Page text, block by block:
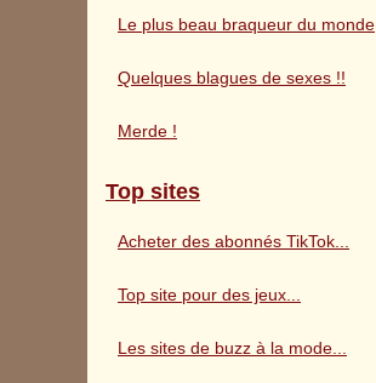
Le plus beau braqueur du monde
Quelques blagues de sexes !!
Merde !
Top sites
Acheter des abonnés TikTok...
Top site pour des jeux...
Les sites de buzz à la mode...